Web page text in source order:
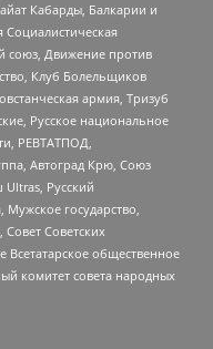
Кабарды, Балкарии и
союз, Движение против
Клуб Болельщиков
армия, Тризуб
Русское национальное
РЕВТАТПОД,
Автоград Крю, Союз
Русский
государство,
Советских
общественное
комитет совета народных